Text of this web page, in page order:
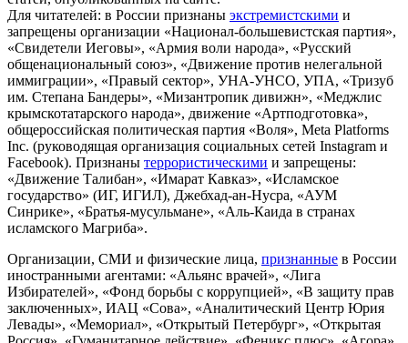
Для читателей: в России признаны экстремистскими и
запрещены организации «Национал-большевистская партия»,
«Свидетели Иеговы», «Армия воли народа», «Русский
общенациональный союз», «Движение против нелегальной
иммиграции», «Правый сектор», УНА-УНСО, УПА, «Тризуб
им. Степана Бандеры», «Мизантропик дивижн», «Меджлис
крымскотатарского народа», движение «Артподготовка»,
общероссийская политическая партия «Воля», Meta Platforms
Inc. (руководящая организация социальных сетей Instagram и
Facebook). Признаны террористическими и запрещены:
«Движение Талибан», «Имарат Кавказ», «Исламское
государство» (ИГ, ИГИЛ), Джебхад-ан-Нусра, «АУМ
Синрике», «Братья-мусульмане», «Аль-Каида в странах
исламского Магриба».
Организации, СМИ и физические лица, признанные в России
иностранными агентами: «Альянс врачей», «Лига
Избирателей», «Фонд борьбы с коррупцией», «В защиту прав
заключенных», ИАЦ «Сова», «Аналитический Центр Юрия
Левады», «Мемориал», «Открытый Петербург», «Открытая